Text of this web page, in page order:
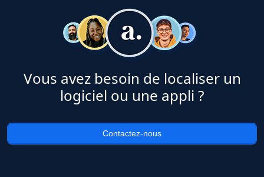
Vous avez besoin de localiser un
logiciel ou une appli ?
Contactez-nous